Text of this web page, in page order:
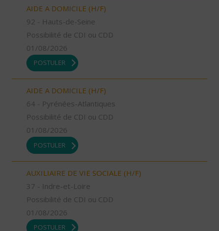
AIDE A DOMICILE (H/F)
92 - Hauts-de-Seine
Possibilité de CDI ou CDD
01/08/2026
POSTULER
AIDE A DOMICILE (H/F)
64 - Pyrénées-Atlantiques
Possibilité de CDI ou CDD
01/08/2026
POSTULER
AUXILIAIRE DE VIE SOCIALE (H/F)
37 - Indre-et-Loire
Possibilité de CDI ou CDD
01/08/2026
POSTULER